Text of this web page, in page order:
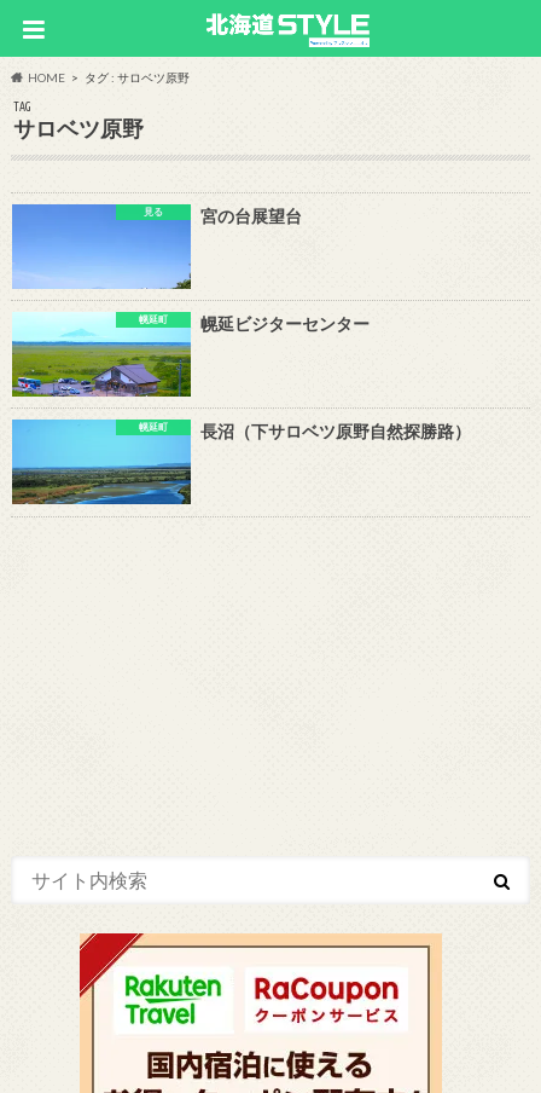
HOME タグ : サロベツ原野
TAG
サロベツ原野
見る 宮の台展望台
幌延町 幌延ビジターセンター
幌延町 長沼（下サロベツ原野自然探勝路）